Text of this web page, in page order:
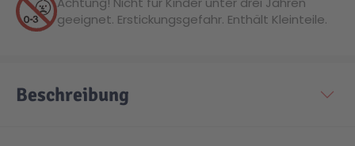
geeignet. Erstickungsgefahr. Enthält Kleinteile.
Beschreibung